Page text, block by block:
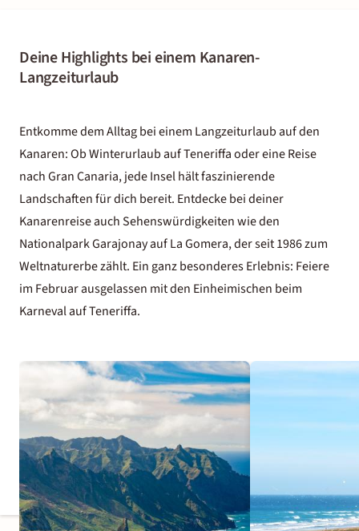
Deine Highlights bei einem Kanaren-
Langzeiturlaub
Entkomme dem Alltag bei einem Langzeiturlaub auf den
Kanaren: Ob Winterurlaub auf Teneriffa oder eine Reise
nach Gran Canaria, jede Insel hält faszinierende
Landschaften für dich bereit. Entdecke bei deiner
Kanarenreise auch Sehenswürdigkeiten wie den
Nationalpark Garajonay auf La Gomera, der seit 1986 zum
Weltnaturerbe zählt. Ein ganz besonderes Erlebnis: Feiere
im Februar ausgelassen mit den Einheimischen beim
Karneval auf Teneriffa.